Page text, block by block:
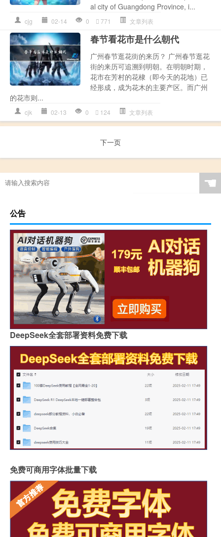
al city of Guangdong Province, i...
cjg 02-14 0 771 文章列表
春节看花市是什么朝代
广州春节逛花街的来历？ 广州春节逛花
街的来历可追溯到明朝。在明朝时期，
花市在芳村的花棣（即今天的花地）已
经形成，成为花木的主要产区。而广州
的花市则...
cjk 02-13 0 124 文章列表
下一页
☚
公告
DeepSeek全套部署资料免费下载
免费可商用字体批量下载